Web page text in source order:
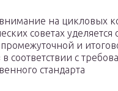
на цикловых
советах
и
в соответствии с
стандарта